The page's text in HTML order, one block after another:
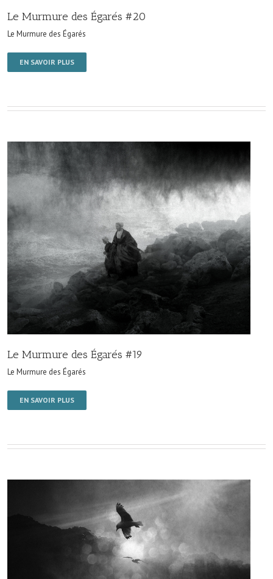
Le Murmure des Égarés #20
Le Murmure des Égarés
EN SAVOIR PLUS
Le Murmure des Égarés #19
Le Murmure des Égarés
EN SAVOIR PLUS